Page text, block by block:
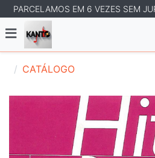
PARCELAMOS EM 6 VEZES SEM
CATÁLOGO